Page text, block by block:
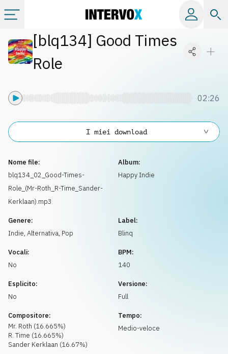
Categorie
Info
Richiedi musica
[blq134] Good Times
Role
02:26
Nome file:
blq134_02_Good-Times-
Role_(Mr-Roth_R-Time_Sander-
Kerklaan).mp3
Album:
Happy Indie
Genere:
Indie, Alternativa, Pop
Label:
Blinq
Vocali:
No
BPM:
140
Esplicito:
No
Versione:
Full
Compositore:
Mr. Roth (16.665%)
R. Time (16.665%)
Sander Kerklaan (16.67%)
Tempo:
Medio-veloce
I miei download